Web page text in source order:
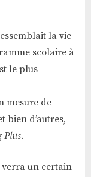
la vie
scolaire à
le plus
mesure de
bien d’autres,
Plus.
un certain